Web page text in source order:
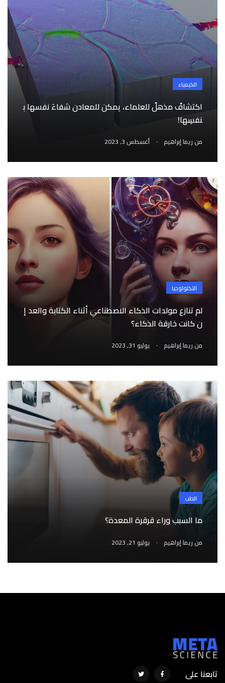
الكيمياء
اكتشافٌ مذهلٌ للعلماء، يمكن للمعادن شفاءَ نفسها ب
نفسِها!
من ريما إبراهيم . أغسطس 3, 2023
التكنولوجيا
لم تنازع مولدات الذكاء الاصطناعي أثناء الكتابة والعد إ
ن كانت خارقة الذكاء؟
من ريما إبراهيم . يوليو 31, 2023
الطب
ما السبب وراء قرقرة المعدة؟
من ريما إبراهيم . يوليو 21, 2023
تابعنا على